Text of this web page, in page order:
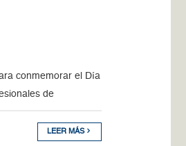
conmemorar el Día
de
LEER MÁS